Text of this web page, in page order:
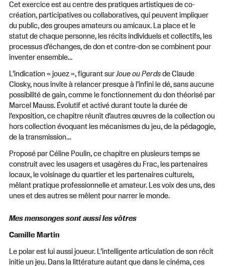
Cet exercice est au centre des pratiques artistiques de co-
création, participatives ou collaboratives, qui peuvent impliquer
du public, des groupes amateurs ou amicaux. La place et le
statut de chaque personne, les récits individuels et collectifs, les
processus d’échanges, de don et contre-don se combinent pour
inventer ensemble…
L’indication « jouez », figurant sur Joue ou Perdsde Claude
Closky, nous invite à relancer presque à l’infini le dé, sans aucune
possibilité de gain, comme le fonctionnement du don théorisé par
Marcel Mauss. Évolutif et activé durant toute la durée de
l’exposition, ce chapitre réunit d’autres œuvres de la collection ou
hors collection évoquant les mécanismes du jeu, de la pédagogie,
de la transmission…
Proposé par Céline Poulin, ce chapitre en plusieurs temps se
construit avec les usagers et usagères du Frac, les partenaires
locaux, le voisinage du quartier et les partenaires culturels,
mêlant pratique professionnelle et amateur. Les voix des uns, des
unes et des autres se mêlent pour narrer le monde.
Mes mensonges sont aussi les vôtres
Camille Martin
Le polar est lui aussi joueur. L’intelligente articulation de son récit
initie un jeu. Dans la littérature autant que dans le cinéma, ces